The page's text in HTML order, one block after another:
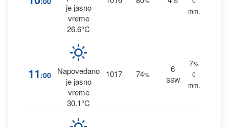
je jasno
vreme
26.6°C
mm.
11 :00
Napovedano
je jasno
vreme
30.1°C
1017 74%
6
SSW
7%
0
mm.